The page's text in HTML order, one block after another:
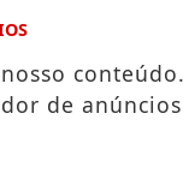
Federal anuncia
de